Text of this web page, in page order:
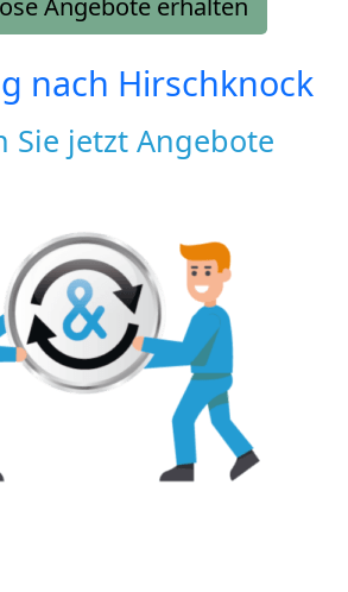
nach Hirschknock
Sie jetzt Angebote